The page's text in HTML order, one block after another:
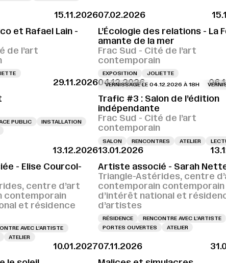
15.11.2026
et Rafael Lain -
de l’art
07.02.2026
L’Écologie des relations - La
amante de la mer
Frac Sud - Cité de l’art
contemporain
EXPOSITION JOLIETTE
29.11.2026
PUBLIC
INSTALLATION
04.12.2026
VERNISSAGE LE 04.12.2026 À 18H
Trafic #3 : Salon de l’édition
indépendante
Frac Sud - Cité de l’art
contemporain
SALON RENCONTRES ATELIER
13.12.2026
- Elise Courcol-
centre d’art
contemporain
et résidence
AVEC L’ARTISTE
ATELIER
13.01.2026
Artiste associé - Sarah
Triangle-Astérides, centre
contemporain contemporain
d’intérêt national et
d’artistes
RÉSIDENCE
RENCONTRE AVEC L’ARTISTE
PORTES OUVERTES
ATELIER
10.01.202707.11.2026